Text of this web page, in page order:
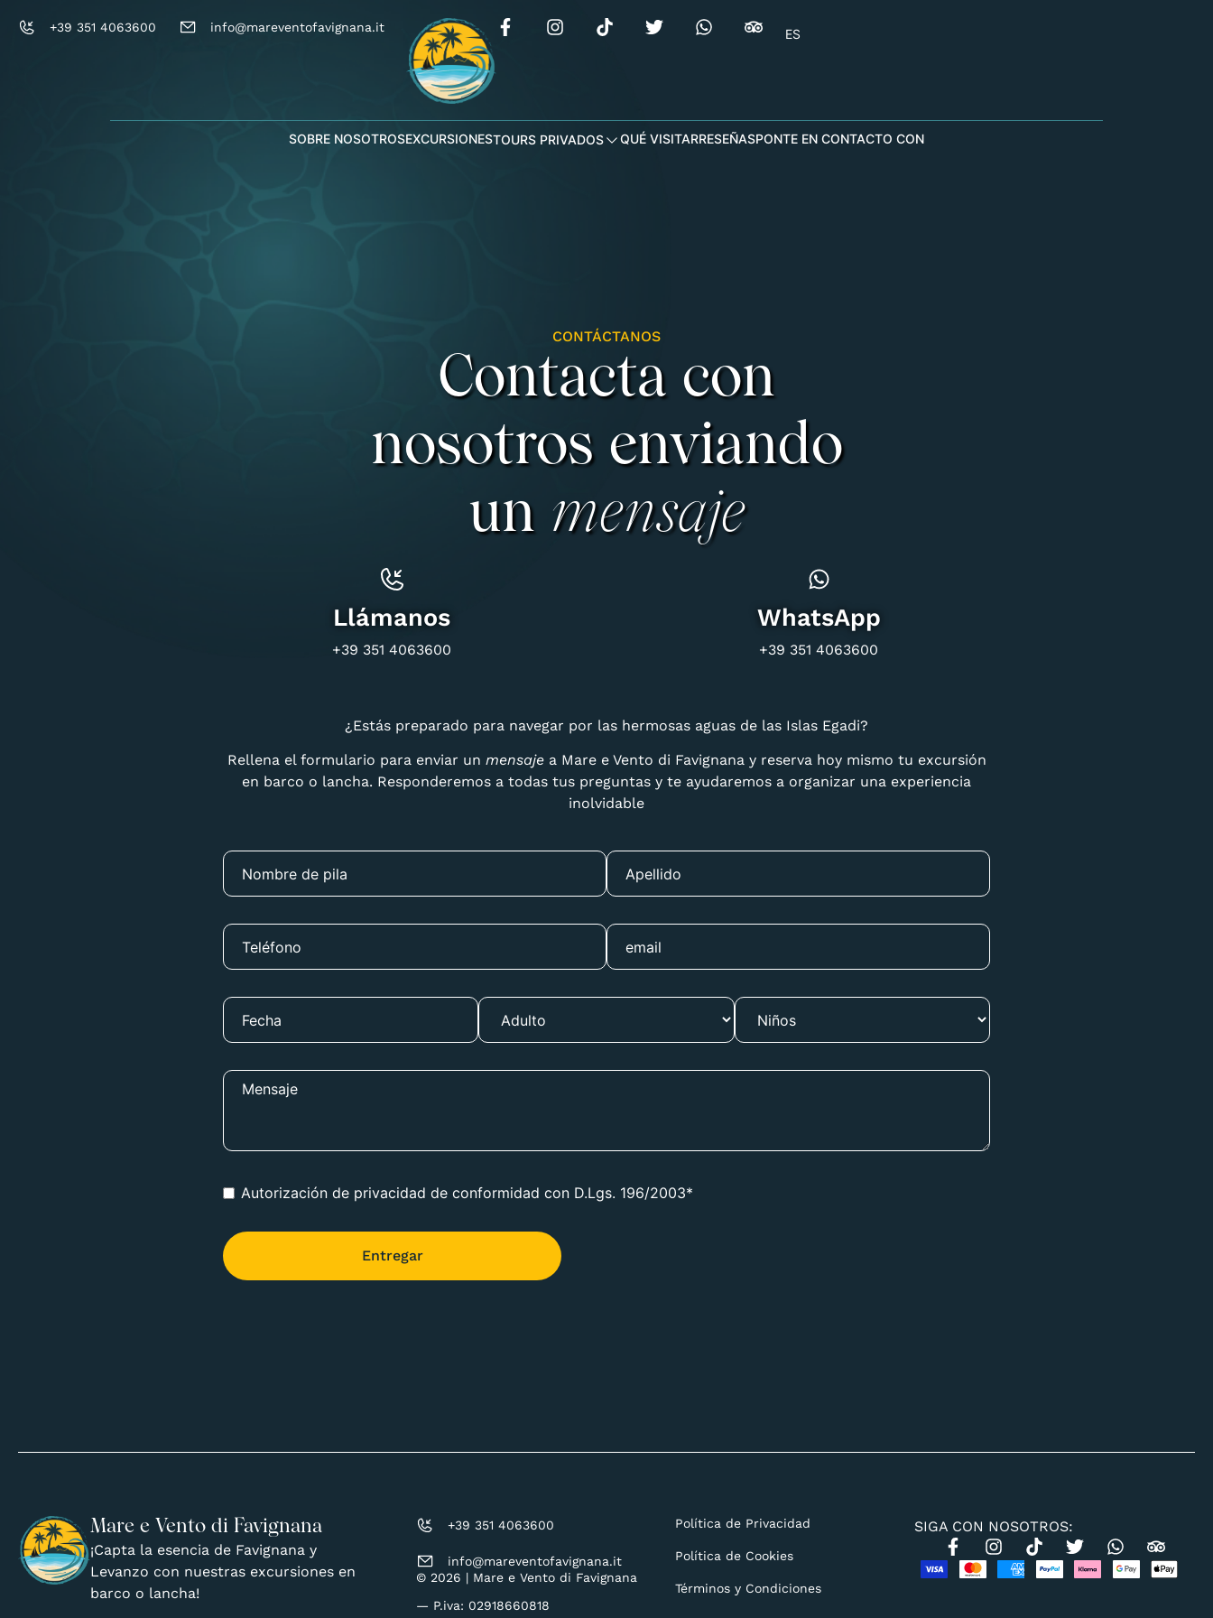
+39 351 4063600 info@mareventofavignana.it ES
SOBRE NOSOTROSEXCURSIONESTOURS PRIVADOS QUÉ VISITARRESEÑASPONTE EN CONTACTO CON
CONTÁCTANOS
Contacta con
nosotros enviando
un mensaje
Llámanos
+39 351 4063600
WhatsApp
+39 351 4063600
¿Estás preparado para navegar por las hermosas aguas de las Islas Egadi?
Rellena el formulario para enviar un mensajea Mare e Vento di Favignana y reserva hoy mismo tu excursión
en barco o lancha. Responderemos a todas tus preguntas y te ayudaremos a organizar una experiencia
inolvidable
Autorización de privacidad de conformidad con D.Lgs. 196/2003*
Entregar
Mare e Vento di Favignana
¡Capta la esencia de Favignana y
Levanzo con nuestras excursiones en
barco o lancha!
+39 351 4063600
info@mareventofavignana.it
© 2026 | Mare e Vento di Favignana
— P.iva: 02918660818
Política de Privacidad
Política de Cookies
Términos y Condiciones
SIGA CON NOSOTROS: